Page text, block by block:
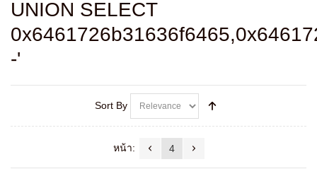
UNION SELECT
-'
Sort By
หน้า: 4